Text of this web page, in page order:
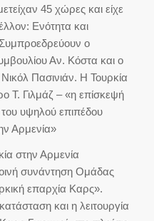
45 χώρες και είχε
Ενότητα και
ο
Αν. Κόστα και ο
Πασινιάν. Η Τουρκία
Τ. Γιλμάζ – «η επίσκεψή
υψηλού επιπέδου
Αρμενία»
στην Αρμενία
συνάντηση Ομάδας
επαρχία Καρς».
και η λειτουργία